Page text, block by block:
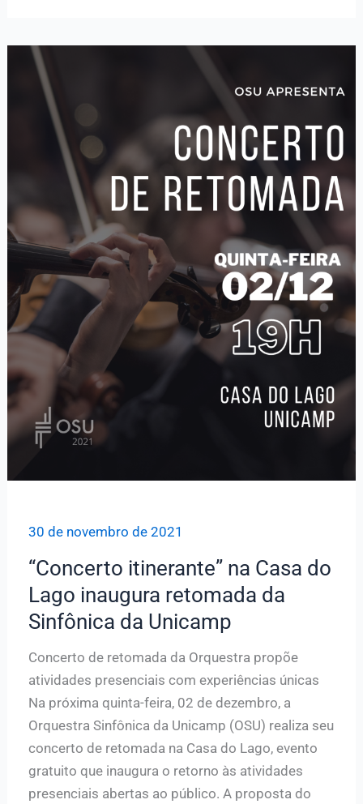
[programa]
30 de novembro de 2021
“Concerto itinerante” na Casa do
Lago inaugura retomada da
Sinfônica da Unicamp
Concerto de retomada da Orquestra propõe
atividades presenciais com experiências únicas
Na próxima quinta-feira, 02 de dezembro, a
Orquestra Sinfônica da Unicamp (OSU) realiza seu
concerto de retomada na Casa do Lago, evento
gratuito que inaugura o retorno às atividades
presenciais abertas ao público. A proposta do